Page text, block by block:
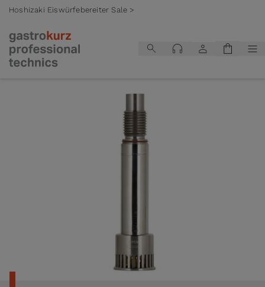
Hoshizaki Eiswürfebereiter Sale >